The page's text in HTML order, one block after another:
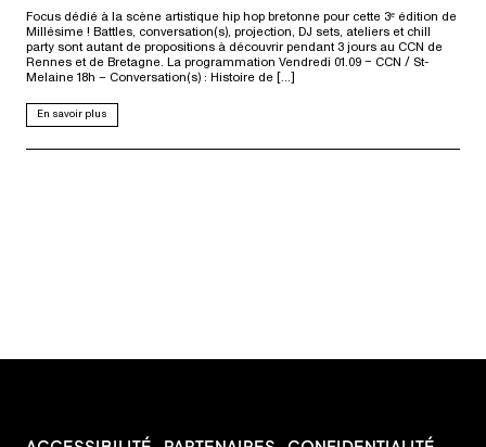
Focus dédié à la scène artistique hip hop bretonne pour cette 3ᵉ édition de
Millésime ! Battles, conversation(s), projection, DJ sets, ateliers et chill
party sont autant de propositions à découvrir pendant 3 jours au CCN de
Rennes et de Bretagne. La programmation Vendredi 01.09 – CCN / St-
Melaine 18h – Conversation(s) : Histoire de […]
En savoir plus